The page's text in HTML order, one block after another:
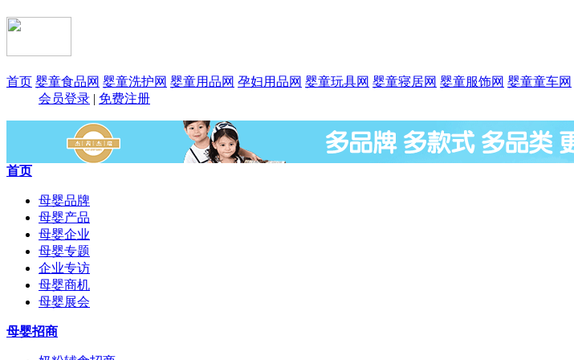
首页 婴童食品网 婴童洗护网 婴童用品网 孕妇用品网 婴童玩具网 婴童寝居网 婴童服饰网 婴童童车网
会员登录 | 免费注册
首页
母婴品牌
母婴产品
母婴企业
母婴专题
企业专访
母婴商机
母婴展会
母婴招商